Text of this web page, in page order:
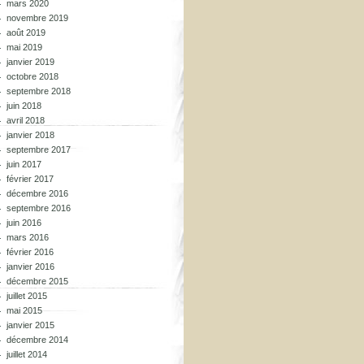
mars 2020
novembre 2019
août 2019
mai 2019
janvier 2019
octobre 2018
septembre 2018
juin 2018
avril 2018
janvier 2018
septembre 2017
juin 2017
février 2017
décembre 2016
septembre 2016
juin 2016
mars 2016
février 2016
janvier 2016
décembre 2015
juillet 2015
mai 2015
janvier 2015
décembre 2014
juillet 2014